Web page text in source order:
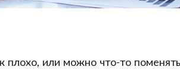
или можно что-то